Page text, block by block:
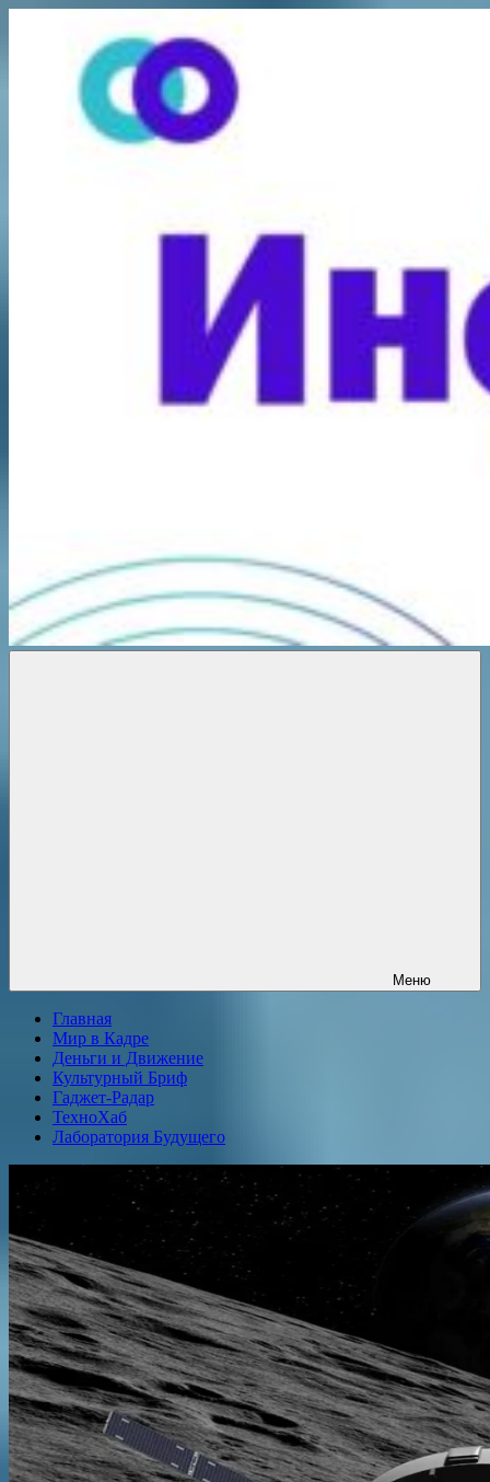
содержимому
Меню
Главная
Мир в Кадре
Деньги и Движение
Культурный Бриф
Гаджет-Радар
ТехноХаб
Лаборатория Будущего